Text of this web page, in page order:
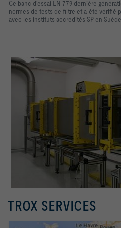
Ce banc d'essai EN 779 dernière
normes de tests de filtre et a été vérifié
avec les instituts accrédités SP en
TROX SERVICES